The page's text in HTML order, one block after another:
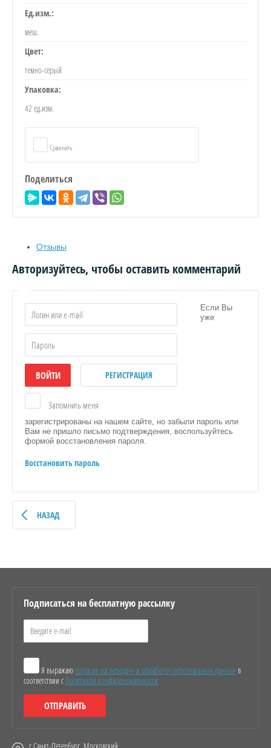
Ед.изм.:
меш.
Цвет:
темно-серый
Упаковка:
42 ед.изм.
Сравнить
Поделиться
Отзывы
Авторизуйтесь, чтобы оставить комментарий
ВОЙТИ РЕГИСТРАЦИЯ
Запомнить меня
Если Вы
уже
зарегистрированы на нашем сайте, но забыли пароль или
Вам не пришло письмо подтверждения, воспользуйтесь
формой восстановления пароля.
Восстановить пароль
НАЗАД
Подписаться на бесплатную рассылку
Я выражаюсогласие на передачу и обработку персональных данных в
соответствии с Политикой конфиденциальности
ОТПРАВИТЬ
г.Санкт-Петербург, Московский